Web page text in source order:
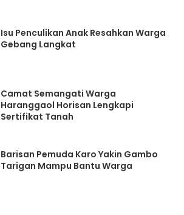
Isu Penculikan Anak Resahkan Warga
Gebang Langkat
Camat Semangati Warga
Haranggaol Horisan Lengkapi
Sertifikat Tanah
Barisan Pemuda Karo Yakin Gambo
Tarigan Mampu Bantu Warga